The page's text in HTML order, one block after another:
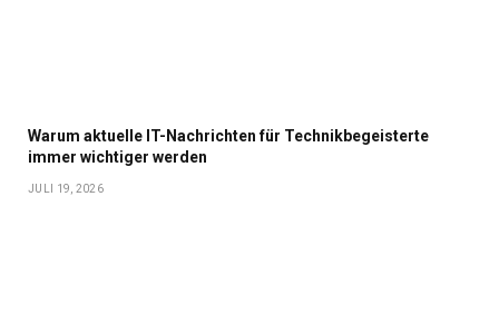
Warum aktuelle IT-Nachrichten für Technikbegeisterte
immer wichtiger werden
JULI 19, 2026